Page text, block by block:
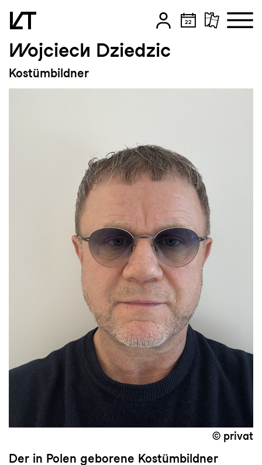
Zum Hauptinhalt springen
Zum Footer springen
Wojciech Dziedzic
Kostümbildner
© privat
Der in Polen geborene Kostümbildner